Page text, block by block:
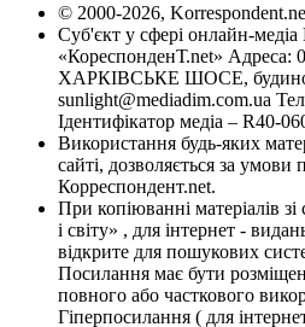
© 2000-2026,
Суб'єкт у сфері онлайн-
«КореспонденТ.net» Адреса:
ХАРКІВСЬКЕ ШОСЕ,
sunlight@mediadim.com.ua
Ідентифікатор медіа – R40-
Використання будь-яких
сайті, дозволяється за умови
Корреспондент.net.
При копіюванні матеріалів
і світу» , для інтернет -
відкрите для пошукових
Посилання має бути
повного або часткового
Гіперпосилання ( для